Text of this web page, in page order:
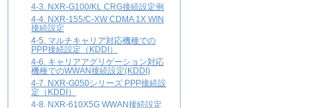
4-3. NXR-G100/KL CRG接続設定例
4-4. NXR-155/C-XW CDMA 1X WIN
接続設定
4-5. マルチキャリア対応機種での
PPP接続設定（KDDI）
4-6. キャリアアグリゲーション対応
機種でのWWAN接続設定(KDDI)
4-7. NXR-G050シリーズ PPP接続設
定（KDDI）
4-8. NXR-610X5G WWAN接続設定